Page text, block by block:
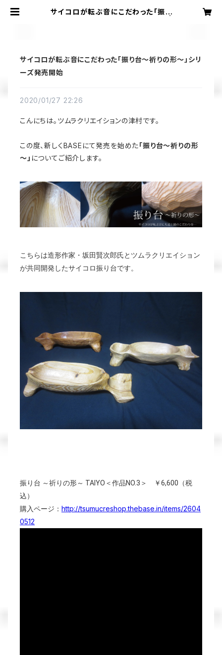
サイコロが転ぶ音にこだわった「振り
サイコロが転ぶ音にこだわった「振り台～祈りの形～」シリ
ーズ発売開始
2020/01/27 22:26
こんにちは。ツムラクリエイションの津村です。
この度、新しくBASEにて発売を始めた「振り台～祈りの形
～」 についてご紹介します。
こちらは造形作家・坂田賢次郎氏とツムラクリエイション
が共同開発したサイコロ振り台です。
振り台 ～祈りの形～ TAIYO＜作品NO.3＞ ￥6,600（税
込）
購入ページ： http://tsumucreshop.thebase.in/items/2604
0512